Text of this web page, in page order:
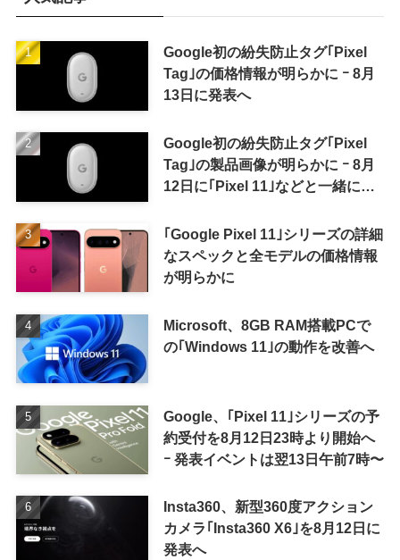
Google初の紛失防止タグ｢Pixel
Tag｣の価格情報が明らかに ｰ 8月
13日に発表へ
Google初の紛失防止タグ｢Pixel
Tag｣の製品画像が明らかに ｰ 8月
12日に｢Pixel 11｣などと一緒に発
｢Google Pixel 11｣シリーズの詳細
なスペックと全モデルの価格情報
が明らかに
Microsoft、8GB RAM搭載PCで
の｢Windows 11｣の動作を改善へ
Google、｢Pixel 11｣シリーズの予
約受付を8月12日23時より開始へ
ｰ 発表イベントは翌13日午前7時〜
Insta360、新型360度アクション
カメラ｢Insta360 X6｣を8月12日に
発表へ